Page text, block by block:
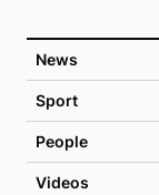
News
Sport
People
Videos